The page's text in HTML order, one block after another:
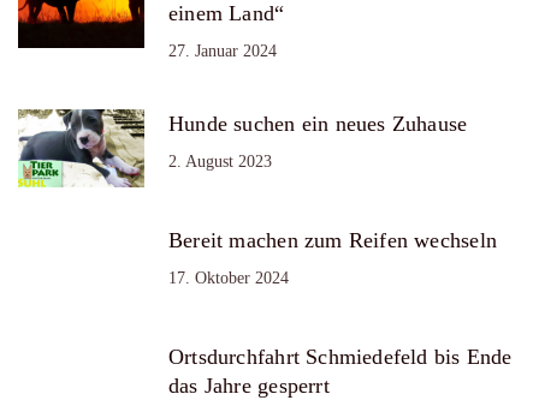
einem Land“
27. Januar 2024
Hunde suchen ein neues Zuhause
2. August 2023
Bereit machen zum Reifen wechseln
17. Oktober 2024
Ortsdurchfahrt Schmiedefeld bis Ende
das Jahre gesperrt